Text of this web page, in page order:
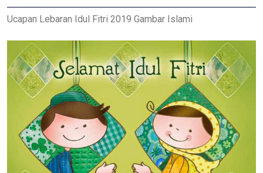
Ucapan Lebaran Idul Fitri 2019 Gambar Islami